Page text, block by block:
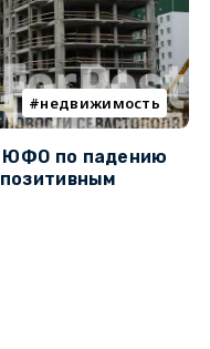
недвижимость
ЮФО по падению